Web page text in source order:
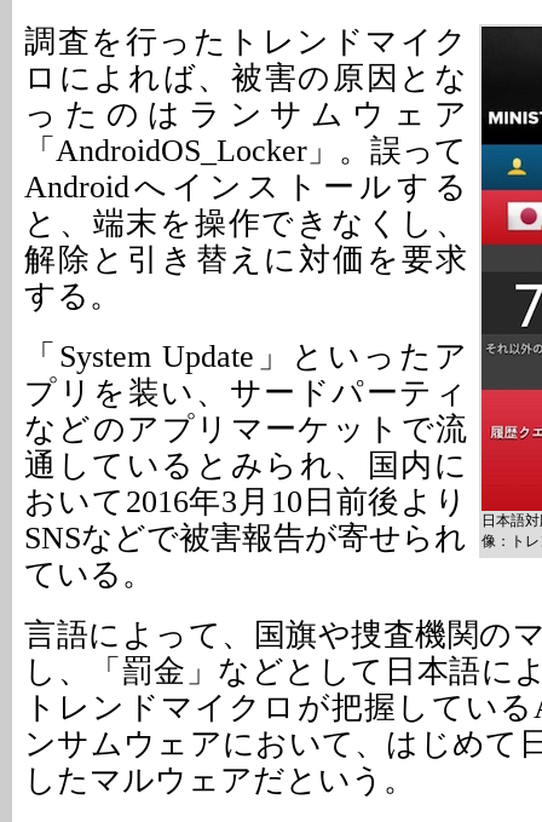
日本語
像：ト
調査を行ったトレンドマイク
ロによれば、被害の原因とな
ったのはランサムウェア
「AndroidOS_Locker」。誤って
Androidへインストールする
と、端末を操作できなくし、
解除と引き替えに対価を要求
する。
「System Update」といったア
プリを装い、サードパーティ
などのアプリマーケットで流
通しているとみられ、国内に
おいて2016年3月10日前後より
SNSなどで被害報告が寄せられ
ている。
言語によって、国旗や捜査機関の
し、「罰金」などとして日本語に
トレンドマイクロが把握している
ンサムウェアにおいて、はじめて
したマルウェアだという。